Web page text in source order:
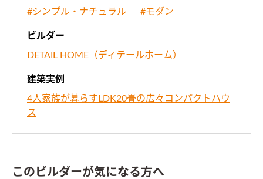
#シンプル・ナチュラル #モダン
ビルダー
DETAIL HOME（ディテールホーム）
建築実例
4人家族が暮らすLDK20畳の広々コンパクトハウ
ス
このビルダーが気になる方へ